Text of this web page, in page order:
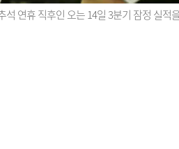
연휴 직후인 오는 14일 3분기 잠정 실적